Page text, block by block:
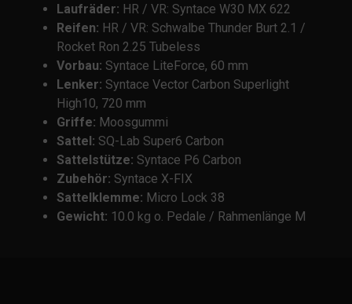
Laufräder: HR / VR: Syntace W30 MX 622
Reifen: HR / VR: Schwalbe Thunder Burt 2.1 /
Rocket Ron 2.25 Tubeless
Vorbau: Syntace LiteForce, 60 mm
Lenker: Syntace Vector Carbon Superlight
High10, 720 mm
Griffe: Moosgummi
Sattel: SQ-Lab Super6 Carbon
Sattelstütze: Syntace P6 Carbon
Zubehör: Syntace X-FIX
Sattelklemme: Micro Lock 38
Gewicht: 10.0 kg o. Pedale / Rahmenlänge M